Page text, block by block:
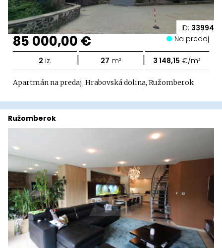
ID: 33994
85 000,00 € Na predaj
2 iz. | 27 m² | 3 148,15 €/m²
Apartmán na predaj, Hrabovská dolina, Ružomberok
Ružomberok